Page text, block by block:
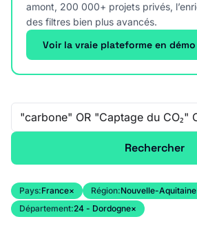
amont, 200 000+ projets privés,
des filtres bien plus avancés.
Voir la vraie plateforme en
Recherche libre
Rechercher
Pays:France× Région:Nouvelle-Aquitaine
Département:24 - Dordogne×